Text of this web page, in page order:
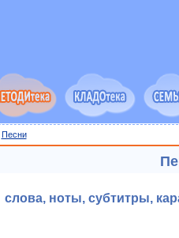
Песни
слова, ноты, субтитры,